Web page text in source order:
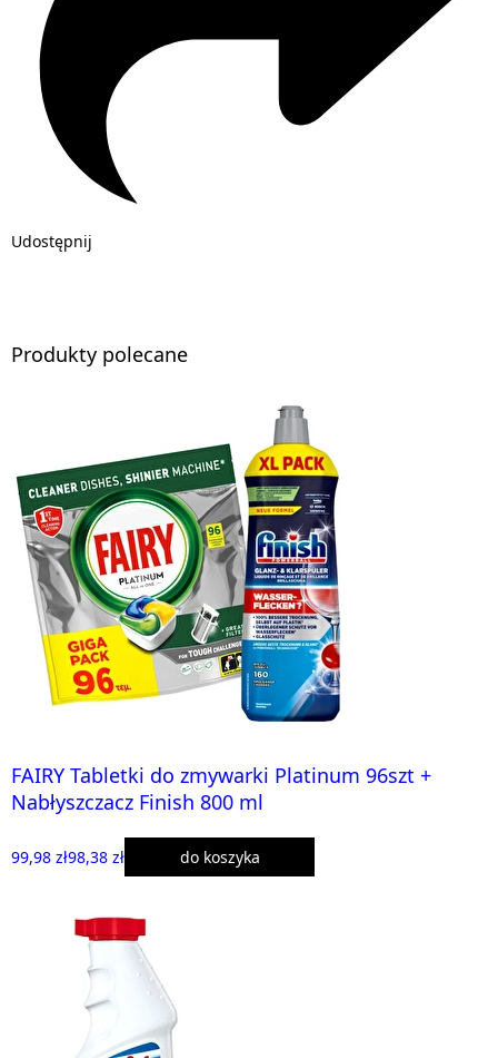
Udostępnij
Produkty polecane
FAIRY Tabletki do zmywarki Platinum 96szt +
Nabłyszczacz Finish 800 ml
99,98 zł98,38 zł do koszyka